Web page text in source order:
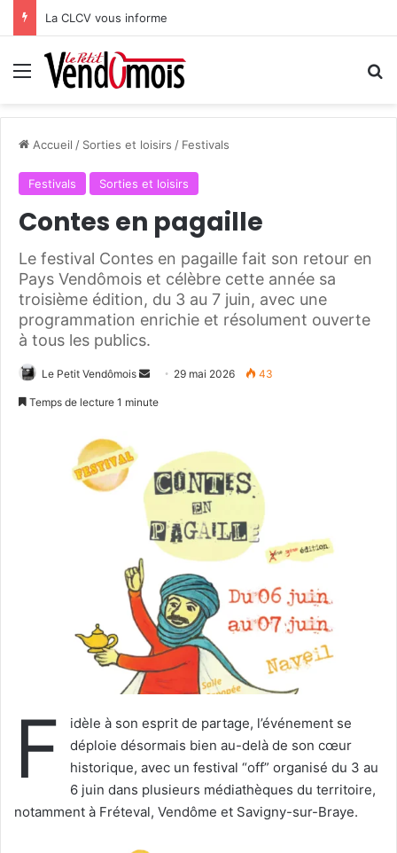
La CLCV vous informe
Menu
Accueil / Sorties et loisirs / Festivals
Festivals Sorties et loisirs
Contes en pagaille
Le festival Contes en pagaille fait son retour en
Pays Vendômois et célèbre cette année sa
troisième édition, du 3 au 7 juin, avec une
programmation enrichie et résolument ouverte
à tous les publics.
Le Petit Vendômois
e
u
n
r
r
i
e
29 mai 2026 43
Temps de lecture 1 minute
F
idèle à son esprit de partage, l’événement se
déploie désormais bien au-delà de son cœur
historique, avec un festival “off” organisé du 3 au
6 juin dans plusieurs médiathèques du territoire,
notamment à Fréteval, Vendôme et Savigny-sur-Braye.